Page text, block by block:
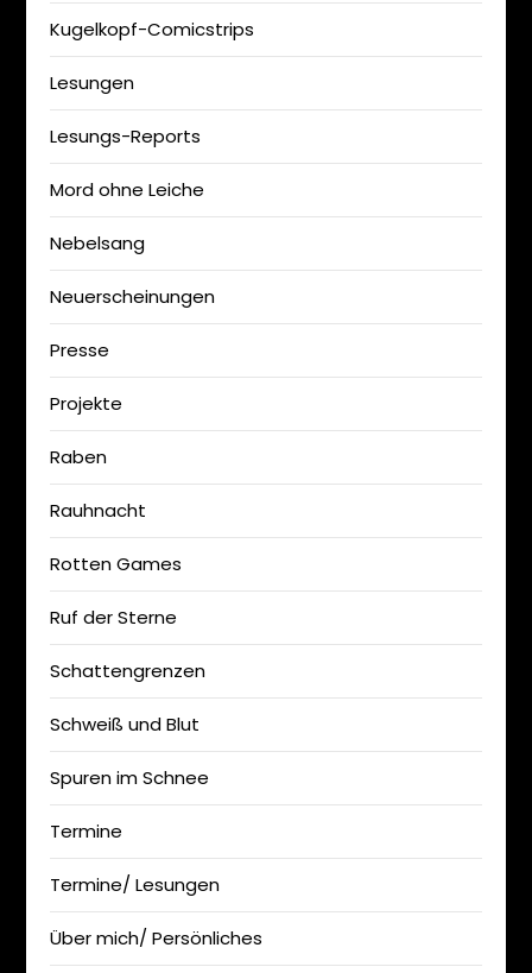
Kugelkopf-Comicstrips
Lesungen
Lesungs-Reports
Mord ohne Leiche
Nebelsang
Neuerscheinungen
Presse
Projekte
Raben
Rauhnacht
Rotten Games
Ruf der Sterne
Schattengrenzen
Schweiß und Blut
Spuren im Schnee
Termine
Termine/ Lesungen
Über mich/ Persönliches